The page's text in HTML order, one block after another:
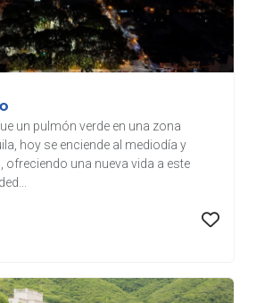
un pulmón verde en una zona
hoy se enciende al mediodía y
ofreciendo una nueva vida a este